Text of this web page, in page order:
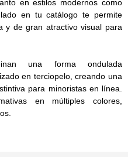
en estilos modernos como
en tu catálogo te permite
y de gran atractivo visual para
una forma ondulada
en terciopelo, creando una
para minoristas en línea.
en múltiples colores,